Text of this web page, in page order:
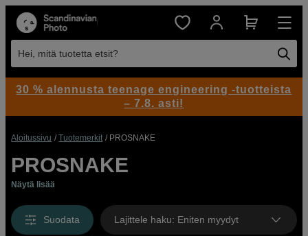
Hei, mitä tuotetta etsit?
Aloitussivu Tuotemerkit PROSNAKE
PROSNAKE
Näytä lisää
Suodata Lajittele haku: Eniten myydyt
30 % alennusta teenage engineering -tuotteista
– 7.8. asti!